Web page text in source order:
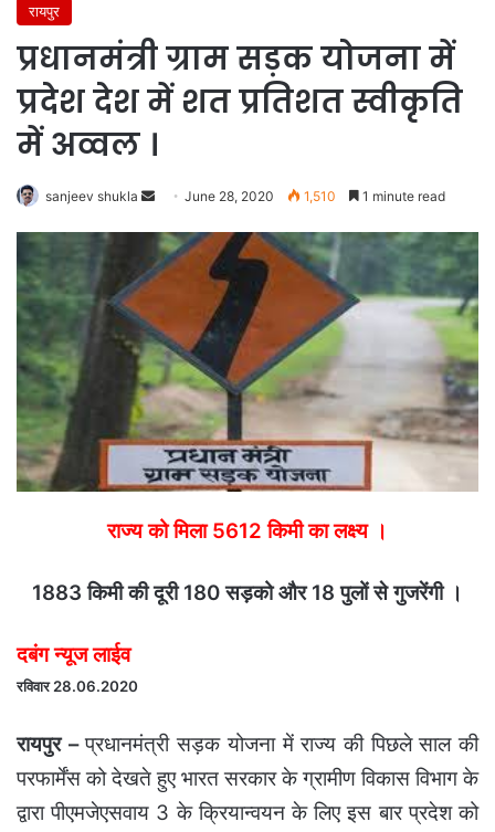
रायपुर
प्रधानमंत्री ग्राम सड़क योजना में
प्रदेश देश में शत प्रतिशत स्वीकृति
में अव्वल ।
sanjeev shukla
Send
email
June 28, 2020 1,510 1 minute read
राज्य को मिला 5612 किमी का लक्ष्य ।
1883 किमी की दूरी 180 सड़को और 18 पुलों से गुजरेंगी ।
दबंग न्यूज लाईव
रविवार 28.06.2020
रायपुर –प्रधानमंत्री सड़क योजना में राज्य की पिछले साल की
परफार्मेंस को देखते हुए भारत सरकार के ग्रामीण विकास विभाग के
द्वारा पीएमजेएसवाय 3 के क्रियान्वयन के लिए इस बार प्रदेश को